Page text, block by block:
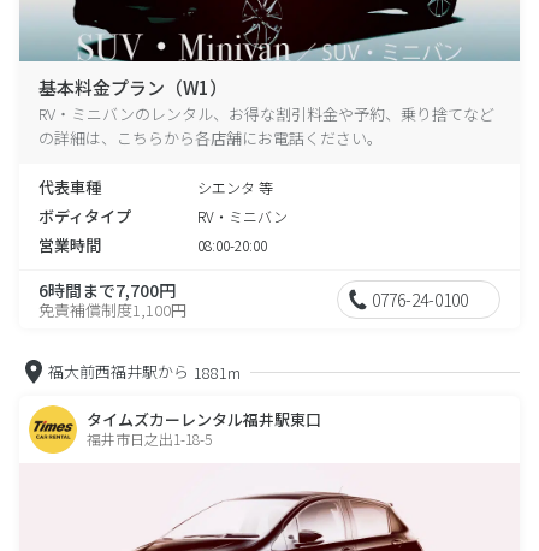
基本料金プラン（W1）
RV・ミニバンのレンタル、お得な割引料金や予約、乗り捨てなど
の詳細は、こちらから各店舗にお電話ください。
代表車種 シエンタ 等
ボディタイプ RV・ミニバン
営業時間 08:00-20:00
6時間まで7,700円
免責補償制度1,100円 0776-24-0100
福大前西福井駅から 1881m
タイムズカーレンタル福井駅東口
福井市日之出1-18-5